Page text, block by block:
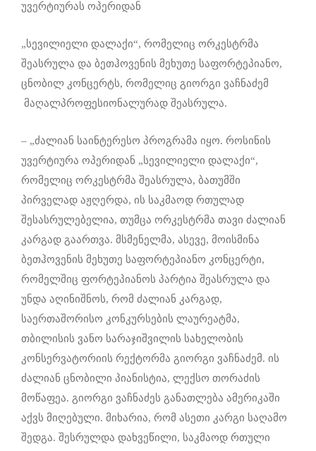
უვერტიურას ოპერიდან
„სევილიელი დალაქი“, რომელიც ორკესტრმა
შეასრულა და ბეთჰოვენის მეხუთე საფორტეპიანო,
ცნობილ კონცერტს, რომელიც გიორგი ვაჩნაძემ
მაღალპროფესიონალურად შეასრულა.
– „ძალიან საინტერესო პროგრამა იყო. როსინის
უვერტიურა ოპერიდან „სევილიელი დალაქი“,
რომელიც ორკესტრმა შეასრულა, ბათუმში
პირველად აჟღერდა, ის საკმაოდ რთულად
შესასრულებელია, თუმცა ორკესტრმა თავი ძალიან
კარგად გაართვა. მსმენელმა, ასევე, მოისმინა
ბეთჰოვენის მეხუთე საფორტეპიანო კონცერტი,
რომელშიც ფორტეპიანოს პარტია შეასრულა და
უნდა აღინიშნოს, რომ ძალიან კარგად,
საერთაშორისო კონკურსების ლაურეატმა,
თბილისის ვანო სარაჯიშვილის სახელობის
კონსერვატორიის რექტორმა გიორგი ვაჩნაძემ. ის
ძალიან ცნობილი პიანისტია, ლექსო თორაძის
მოწაფეა. გიორგი ვაჩნაძეს განათლება ამერიკაში
აქვს მიღებული. მიხარია, რომ ასეთი კარგი საღამო
შედგა. შესრულდა დახვეწილი, საკმაოდ რთული